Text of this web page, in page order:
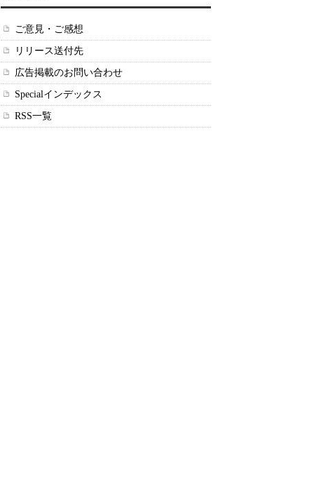
ご意見・ご感想
リリース送付先
広告掲載のお問い合わせ
Specialインデックス
RSS一覧